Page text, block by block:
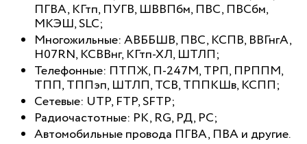
ПГВА, КГтп, ПУГВ, ШВВПбм, ПВС, ПВСбм,
МКЭШ, SLC;
Многожильные: АВББШВ, ПВС, КСПВ, ВВГнгА,
H07RN, КСВВнг, КГтп-ХЛ, ШТЛП;
Телефонные: ПТПЖ, П-247М, ТРП, ПРППМ,
ТПП, ТППэп, ШТЛП, ТСВ, ТППКШв, КСПП;
Сетевые: UTP, FTP, SFTP;
Радиочастотные: PK, RG, РД, РС;
Автомобильные провода ПГВА, ПВА и другие.